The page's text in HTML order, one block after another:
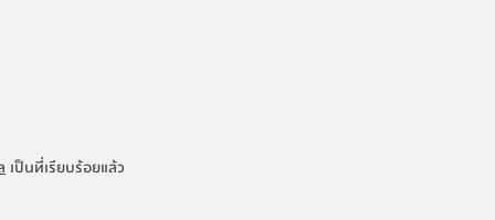
เป็นที่เรียบร้อยแล้ว